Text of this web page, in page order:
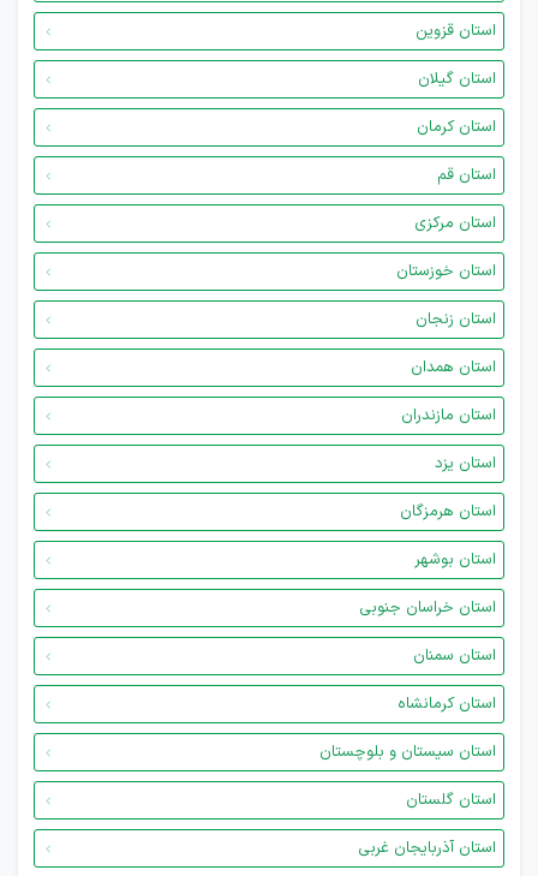
استان قزوین
استان گیلان
استان کرمان
استان قم
استان مرکزی
استان خوزستان
استان زنجان
استان همدان
استان مازندران
استان یزد
استان هرمزگان
استان بوشهر
استان خراسان جنوبی
استان سمنان
استان کرمانشاه
استان سیستان و بلوچستان
استان گلستان
استان آذربایجان غربی